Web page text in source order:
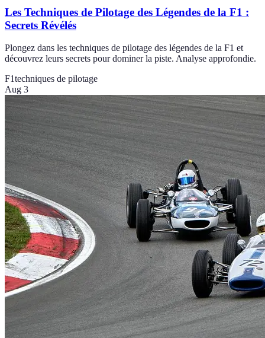
Les Techniques de Pilotage des Légendes de la F1 :
Secrets Révélés
Plongez dans les techniques de pilotage des légendes de la F1 et
découvrez leurs secrets pour dominer la piste. Analyse approfondie.
F1techniques de pilotage
Aug 3